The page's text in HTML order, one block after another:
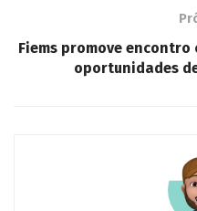
Fiems promove encontro
oportunidades